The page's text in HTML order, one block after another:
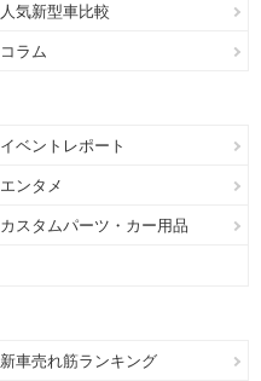
人気新型車比較
コラム
イベントレポート
エンタメ
カスタムパーツ・カー用品
新車売れ筋ランキング